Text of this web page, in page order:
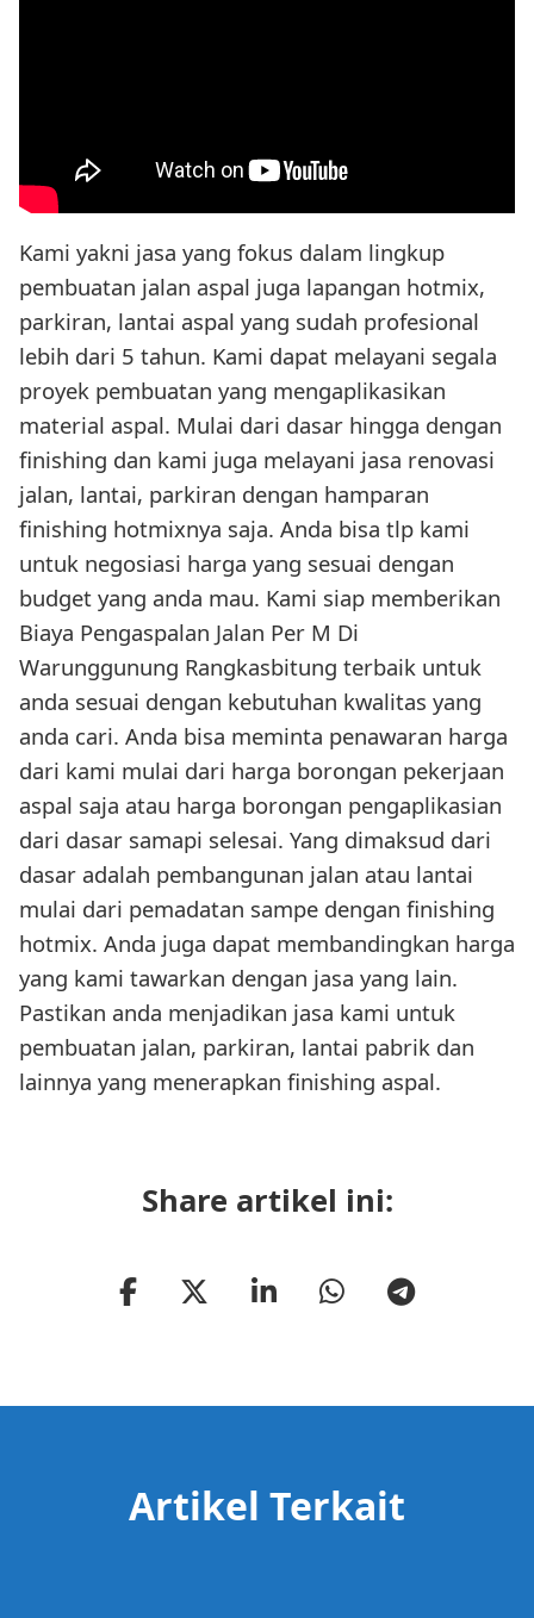
Kami yakni jasa yang fokus dalam lingkup
pembuatan jalan aspal juga lapangan hotmix,
parkiran, lantai aspal yang sudah profesional
lebih dari 5 tahun. Kami dapat melayani segala
proyek pembuatan yang mengaplikasikan
material aspal. Mulai dari dasar hingga dengan
finishing dan kami juga melayani jasa renovasi
jalan, lantai, parkiran dengan hamparan
finishing hotmixnya saja. Anda bisa tlp kami
untuk negosiasi harga yang sesuai dengan
budget yang anda mau. Kami siap memberikan
Biaya Pengaspalan Jalan Per M Di
Warunggunung Rangkasbitung terbaik untuk
anda sesuai dengan kebutuhan kwalitas yang
anda cari. Anda bisa meminta penawaran harga
dari kami mulai dari harga borongan pekerjaan
aspal saja atau harga borongan pengaplikasian
dari dasar samapi selesai. Yang dimaksud dari
dasar adalah pembangunan jalan atau lantai
mulai dari pemadatan sampe dengan finishing
hotmix. Anda juga dapat membandingkan harga
yang kami tawarkan dengan jasa yang lain.
Pastikan anda menjadikan jasa kami untuk
pembuatan jalan, parkiran, lantai pabrik dan
lainnya yang menerapkan finishing aspal.
Share artikel ini:
Artikel Terkait